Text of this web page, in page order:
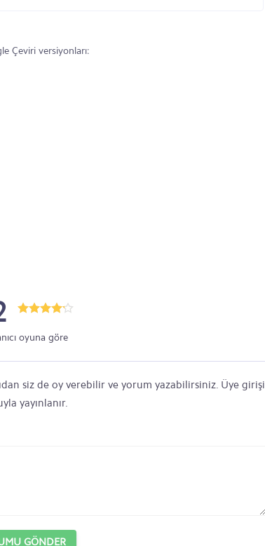
Çeviri versiyonları:
oyuna göre
siz de oy verebilir ve yorum yazabilirsiniz. Üye girişi
yayınlanır.
GÖNDER